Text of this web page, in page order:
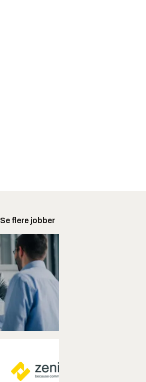
Se flere jobber